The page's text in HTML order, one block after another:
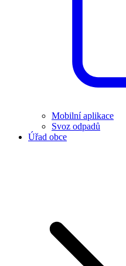
Mobilní aplikace
Svoz odpadů
Úřad obce